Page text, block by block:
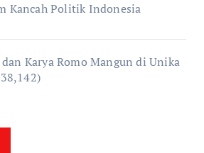
Kancah Politik Indonesia
Karya Romo Mangun di Unika